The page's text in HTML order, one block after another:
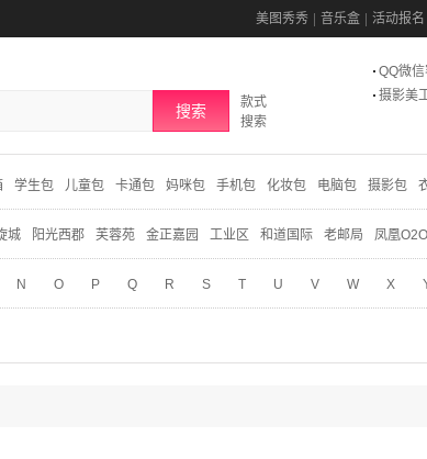
美图秀秀 音乐盒 活动报名
搜索
款式
搜索
QQ微
摄影美
学生包 儿童包 卡通包 妈咪包 手机包 化妆包 电脑包 摄影包
城 阳光西郡 芙蓉苑 金正嘉园 工业区 和道国际 老邮局 凤凰O2O
N O P Q R S T U V W X